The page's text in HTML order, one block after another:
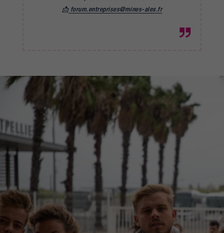
📩 forum.entreprises@mines-ales.fr